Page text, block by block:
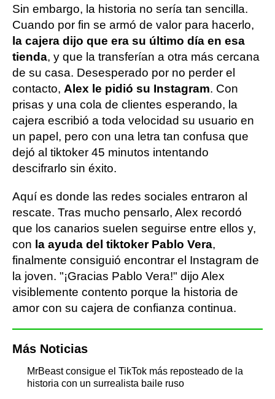
Sin embargo, la historia no sería tan sencilla.
Cuando por fin se armó de valor para hacerlo,
la cajera dijo que era su último día en esa
tienda, y que la transferían a otra más cercana
de su casa. Desesperado por no perder el
contacto, Alex le pidió su Instagram. Con
prisas y una cola de clientes esperando, la
cajera escribió a toda velocidad su usuario en
un papel, pero con una letra tan confusa que
dejó al tiktoker 45 minutos intentando
descifrarlo sin éxito.
Aquí es donde las redes sociales entraron al
rescate. Tras mucho pensarlo, Alex recordó
que los canarios suelen seguirse entre ellos y,
con la ayuda del tiktoker Pablo Vera,
finalmente consiguió encontrar el Instagram de
la joven. "¡Gracias Pablo Vera!" dijo Alex
visiblemente contento porque la historia de
amor con su cajera de confianza continua.
Más Noticias
MrBeast consigue el TikTok más reposteado de la
historia con un surrealista baile ruso